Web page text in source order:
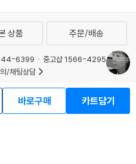
바로구매 카트담기
상품 주문/배송
6399
중고샵 1566-4295
/채팅상담
업자 정보
방침
청소년보호정책